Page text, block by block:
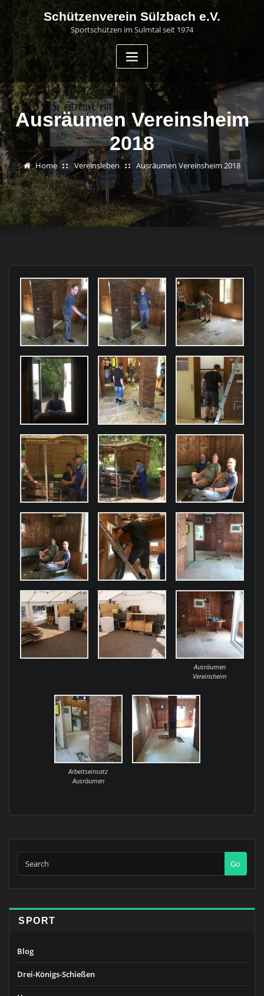
Skip
content
Schützenverein Sülzbach e.V.
Sportschützen im Sulmtal seit 1974
Ausräumen Vereinsheim
2018
Home Vereinsleben Ausräumen Vereinsheim 2018
Ausräumen
Vereinsheim
Arbeitseinsatz
Ausräumen
Go
SPORT
Blog
Drei-Königs-Schießen